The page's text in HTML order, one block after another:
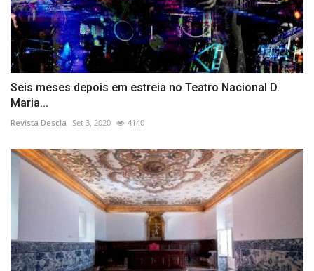
Seis meses depois em estreia no Teatro Nacional D.
Maria...
Revista Descla Set 3, 2020 4140